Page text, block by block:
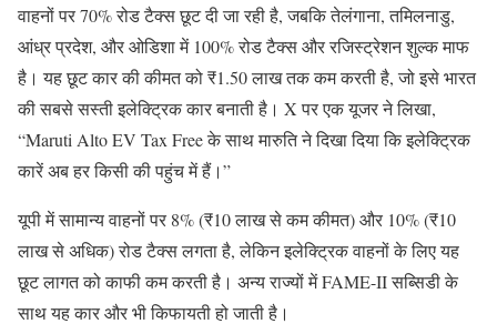
वाहनों पर 70% रोड टैक्स छूट दी जा रही है, जबकि तेलंगाना, तमिलनाडु,
आंध्र प्रदेश, और ओडिशा में 100% रोड टैक्स और रजिस्ट्रेशन शुल्क माफ
है। यह छूट कार की कीमत को ₹1.50 लाख तक कम करती है, जो इसे भारत
की सबसे सस्ती इलेक्ट्रिक कार बनाती है। X पर एक यूजर ने लिखा,
“Maruti Alto EV Tax Free के साथ मारुति ने दिखा दिया कि इलेक्ट्रिक
कारें अब हर किसी की पहुंच में हैं।”
यूपी में सामान्य वाहनों पर 8% (₹10 लाख से कम कीमत) और 10% (₹10
लाख से अधिक) रोड टैक्स लगता है, लेकिन इलेक्ट्रिक वाहनों के लिए यह
छूट लागत को काफी कम करती है। अन्य राज्यों में FAME-II सब्सिडी के
साथ यह कार और भी किफायती हो जाती है।